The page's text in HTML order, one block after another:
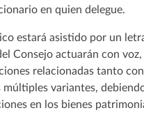
en quien delegue.
estará asistido por un
Consejo actuarán con
relacionadas tanto
variantes,
en los bienes